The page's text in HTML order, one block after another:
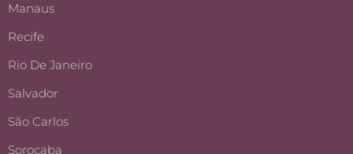
Manaus
Recife
Rio De Janeiro
Salvador
São Carlos
Sorocaba